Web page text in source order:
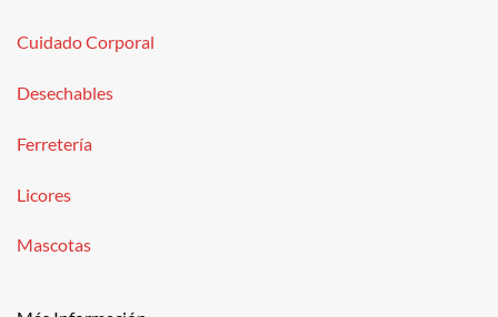
Cuidado Corporal
Desechables
Ferretería
Licores
Mascotas